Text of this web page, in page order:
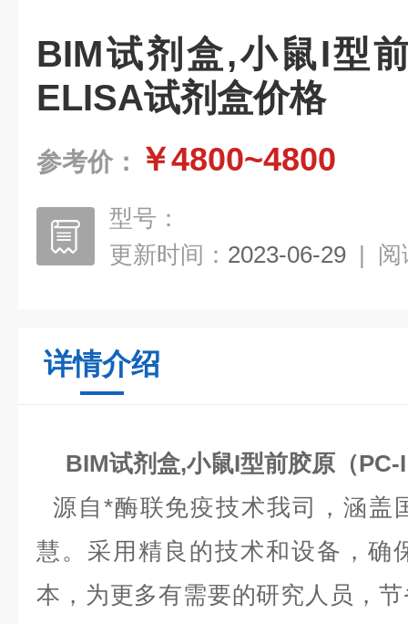
BIM试剂盒,小鼠I型
ELISA试剂盒价格
参考价： ￥4800~4800
型号：
更新时间： 2023-06-29 | 阅
详情介绍
BIM试剂盒,小鼠I型前胶原（
源自*酶联免疫技术我司，涵盖
慧。采用精良的技术和设备，确
本，为更多有需要的研究人员，